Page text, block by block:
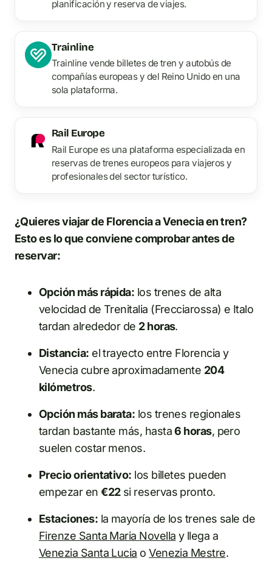
planificación y reserva de viajes.
Trainline
Trainline vende billetes de tren y autobús de
compañías europeas y del Reino Unido en una
sola plataforma.
Rail Europe
Rail Europe es una plataforma especializada en
reservas de trenes europeos para viajeros y
profesionales del sector turístico.
¿Quieres viajar de Florencia a Venecia en tren?
Esto es lo que conviene comprobar antes de
reservar:
Opción más rápida: los trenes de alta
velocidad de Trenitalia (Frecciarossa) e Italo
tardan alrededor de 2 horas.
Distancia: el trayecto entre Florencia y
Venecia cubre aproximadamente 204
kilómetros.
Opción más barata: los trenes regionales
tardan bastante más, hasta6 horas, pero
suelen costar menos.
Precio orientativo: los billetes pueden
empezar en€22si reservas pronto.
Estaciones: la mayoría de los trenes sale de
Firenze Santa Maria Novella y llega a
Venezia Santa Lucia oVenezia Mestre.